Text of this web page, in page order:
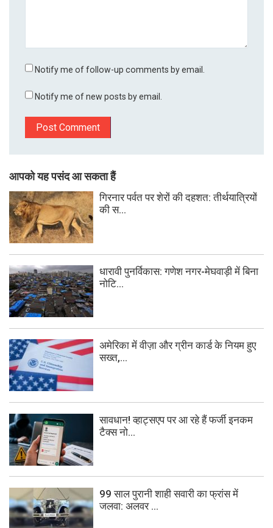
Notify me of follow-up comments by email.
Notify me of new posts by email.
आपको यह पसंद आ सकता हैं
गिरनार पर्वत पर शेरों की दहशत: तीर्थयात्रियों
की स...
धारावी पुनर्विकास: गणेश नगर-मेघवाड़ी में बिना
नोटि...
अमेरिका में वीज़ा और ग्रीन कार्ड के नियम हुए
सख्त,...
सावधान! व्हाट्सएप पर आ रहे हैं फर्जी इनकम
टैक्स नो...
99 साल पुरानी शाही सवारी का फ्रांस में
जलवा: अलवर ...